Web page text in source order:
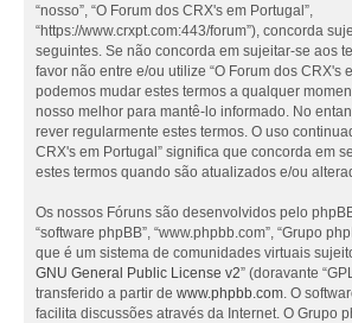
“nosso”, “O Forum dos CRX's em Portugal”,
“https://www.crxpt.com:443/forum”), concorda
seguintes. Se não concorda em sujeitar-se aos
favor não entre e/ou utilize “O Forum dos CRX's
podemos mudar estes termos a qualquer
nosso melhor para mantê-lo informado. No
rever regularmente estes termos. O uso
CRX's em Portugal” significa que concorda em
estes termos quando são atualizados e/ou
Os nossos Fóruns são desenvolvidos pelo
“software phpBB”, “www.phpbb.com”, “Grupo
que é um sistema de comunidades virtuais
GNU General Public License v2” (doravante
transferido a partir de www.phpbb.com. O
facilita discussões através da Internet. O Grupo